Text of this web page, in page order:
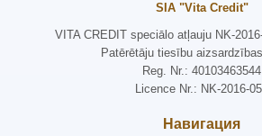
SIA "Vita Credit"
VITA CREDIT speciālo atļauju NK-
Patērētāju tiesību
Reg. Nr.: 40103463544
Licence Nr.: NK-2016-
Навигация